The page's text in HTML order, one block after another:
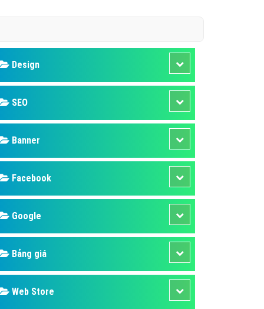
phần mềm
quảng cáo TVC
Domain & Hosting
viết bài Marketing
cáo Youtube
quảng cáo Youtube
quảng cáo Cốc Cốc
Design
SEO
Banner
Facebook
Google
Bảng giá
Web Store